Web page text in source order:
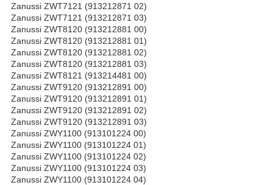
Zanussi ZWT7121 (913212871 02)
Zanussi ZWT7121 (913212871 03)
Zanussi ZWT8120 (913212881 00)
Zanussi ZWT8120 (913212881 01)
Zanussi ZWT8120 (913212881 02)
Zanussi ZWT8120 (913212881 03)
Zanussi ZWT8121 (913214481 00)
Zanussi ZWT9120 (913212891 00)
Zanussi ZWT9120 (913212891 01)
Zanussi ZWT9120 (913212891 02)
Zanussi ZWT9120 (913212891 03)
Zanussi ZWY1100 (913101224 00)
Zanussi ZWY1100 (913101224 01)
Zanussi ZWY1100 (913101224 02)
Zanussi ZWY1100 (913101224 03)
Zanussi ZWY1100 (913101224 04)